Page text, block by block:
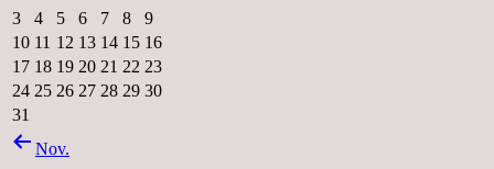
3
4 5 6 7 8
9
10 11 12 13 14 15 16
17 18 19 20 21 22 23
24 25 26 27 28 29 30
31
Nov.